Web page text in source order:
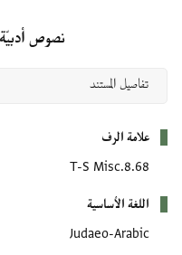
نصوص أدبيّة
علامة الرف
T-S Misc.8.68
اللغة الأساسية
Judaeo-Arabic